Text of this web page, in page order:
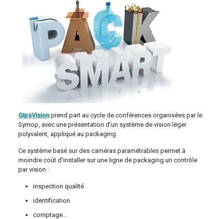
GipsVisionprend part au cycle de conférences organisées par le
Symop, avec une présentation d'un système de vision léger
polyvalent, appliqué au packaging.
Ce système basé sur des caméras paramétrables permet à
moindre coût d'installer sur une ligne de packaging un contrôle
par vision :
inspection qualité
identification
comptage...